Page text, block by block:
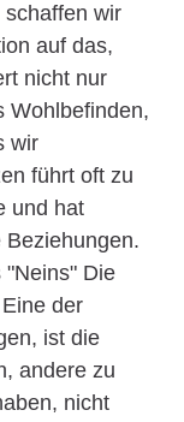
wir
auf das,
nicht nur
Wohlbefinden,
wir
führt oft zu
und hat
Beziehungen.
"Neins" Die
der
ist die
andere zu
nicht